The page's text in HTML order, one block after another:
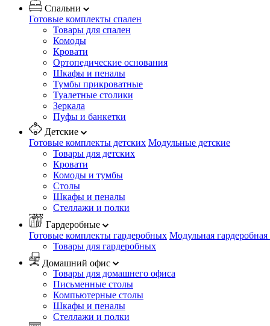
Спальни
Готовые комплекты спален
Товары для спален
Комоды
Кровати
Ортопедические основания
Шкафы и пеналы
Тумбы прикроватные
Туалетные столики
Зеркала
Пуфы и банкетки
Детские
Готовые комплекты детских Модульные детские
Товары для детских
Кровати
Комоды и тумбы
Столы
Шкафы и пеналы
Стеллажи и полки
Гардеробные
Готовые комплекты гардеробных Модульная
Товары для гардеробных
Домашний офис
Товары для домашнего офиса
Письменные столы
Компьютерные столы
Шкафы и пеналы
Стеллажи и полки